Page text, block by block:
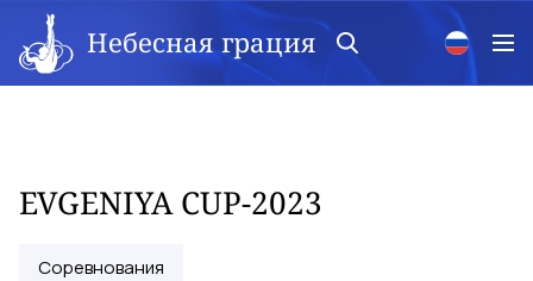
Небесная грация
EVGENIYA CUP-2023
Соревнования